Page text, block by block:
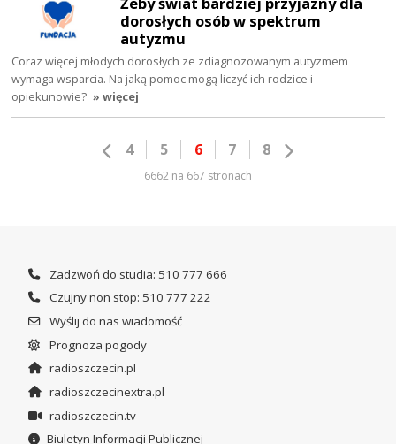
dorosłych osób w spektrum
autyzmu
Coraz więcej młodych dorosłych ze zdiagnozowanym autyzmem
wymaga wsparcia. Na jaką pomoc mogą liczyć ich rodzice i
opiekunowie? » więcej
4 5 6 7 8
6662 na 667 stronach
Zadzwoń do studia: 510 777 666
Czujny non stop: 510 777 222
Wyślij do nas wiadomość
Prognoza pogody
radioszczecin.pl
radioszczecinextra.pl
radioszczecin.tv
Biuletyn Informacji Publicznej